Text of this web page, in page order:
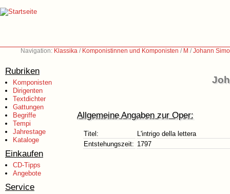
Navigation: Klassika / Komponistinnen und Komponisten / M /Johann
Rubriken
Komponisten
Dirigenten
Textdichter
Gattungen
Begriffe
Tempi
Jahrestage
Kataloge
Einkaufen
CD-Tipps
Angebote
Service
Allgemeine Angaben zur Oper:
Titel:
L'intrigo della lettera
Entstehungszeit: 1797